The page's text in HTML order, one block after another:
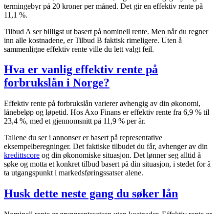
termingebyr på 20 kroner per måned. Det gir en effektiv rente på
11,1 %.
Tilbud A ser billigst ut basert på nominell rente. Men når du regner
inn alle kostnadene, er Tilbud B faktisk rimeligere. Uten å
sammenligne effektiv rente ville du lett valgt feil.
Hva er vanlig effektiv rente på
forbrukslån i Norge?
Effektiv rente på forbrukslån varierer avhengig av din økonomi,
lånebeløp og løpetid. Hos Axo Finans er effektiv rente fra 6,9 % til
23,4 %, med et gjennomsnitt på 11,9 % per år.
Tallene du ser i annonser er basert på representative
eksempelberegninger. Det faktiske tilbudet du får, avhenger av din
kredittscore og din økonomiske situasjon. Det lønner seg alltid å
søke og motta et konkret tilbud basert på din situasjon, i stedet for å
ta utgangspunkt i markedsføringssatser alene.
Husk dette neste gang du søker lån